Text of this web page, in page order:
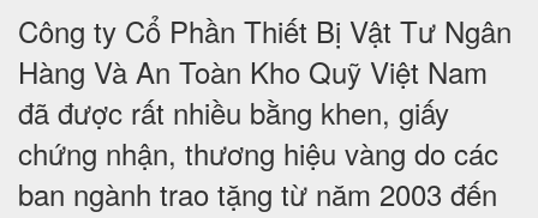
Công ty Cổ Phần Thiết Bị Vật Tư Ngân
Hàng Và An Toàn Kho Quỹ Việt Nam
đã được rất nhiều bằng khen, giấy
chứng nhận, thương hiệu vàng do các
ban ngành trao tặng từ năm 2003 đến